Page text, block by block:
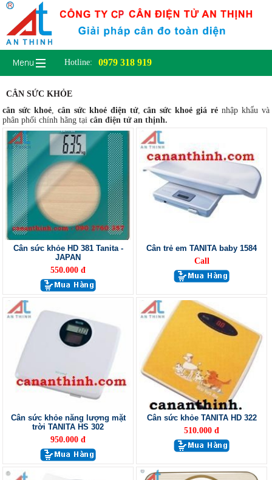
Hotline: 0979 318 919
CÂN SỨC KHỎE
cân sức khoẻ, cân sức khoẻ điện tử,cân sức khoẻ giá rẻ nhập khẩu và
phân phối chính hãng tại cân điện tử an thịnh.
Cân sức khỏe HD 381 Tanita -
JAPAN
550.000 đ
Cân trẻ em TANITA baby 1584
Call
Cân sức khỏe năng lượng mặt
trời TANITA HS 302
950.000 đ
Cân sức khỏe TANITA HD 322
510.000 đ